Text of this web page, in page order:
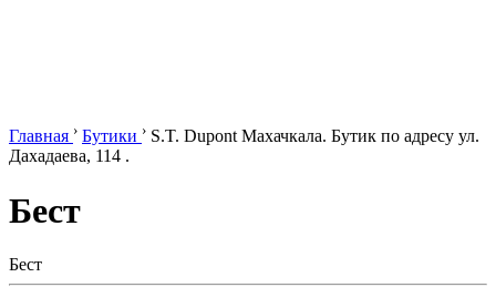
Главная › Бутики › S.T. Dupont Махачкала. Бутик по адресу ул.
Дахадаева, 114 .
Бест
Бест